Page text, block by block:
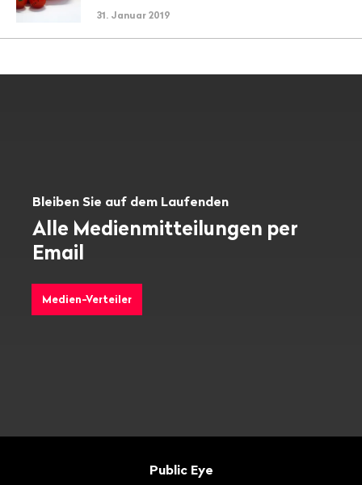
31. Januar 2019
Bleiben Sie auf dem Laufenden
Alle Medienmitteilungen per
Email
Medien-Verteiler
Public Eye